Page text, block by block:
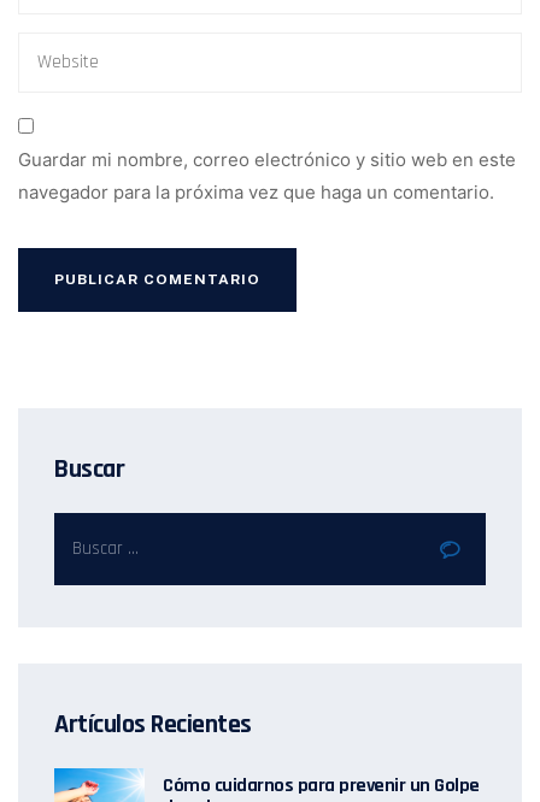
Guardar mi nombre, correo electrónico y sitio web en este
navegador para la próxima vez que haga un comentario.
Buscar
Artículos Recientes
Cómo cuidarnos para prevenir un Golpe